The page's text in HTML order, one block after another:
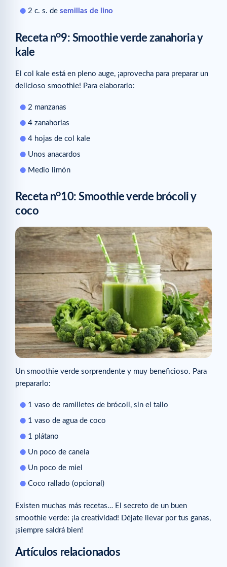
2 c. s. de semillas de lino
Receta no9: Smoothie verde zanahoria y
kale
El col kale está en pleno auge, ¡aprovecha para preparar un
delicioso smoothie! Para elaborarlo:
2 manzanas
4 zanahorias
4 hojas de col kale
Unos anacardos
Medio limón
Receta no10: Smoothie verde brócoli y
coco
Un smoothie verde sorprendente y muy beneficioso. Para
prepararlo:
1 vaso de ramilletes de brócoli, sin el tallo
1 vaso de agua de coco
1 plátano
Un poco de canela
Un poco de miel
Coco rallado (opcional)
Existen muchas más recetas… El secreto de un buen
smoothie verde: ¡la creatividad! Déjate llevar por tus ganas,
¡siempre saldrá bien!
Artículos relacionados